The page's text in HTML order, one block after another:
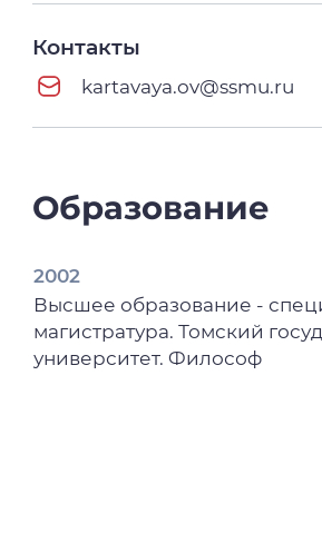
Контакты
kartavaya.ov@ssmu.ru
Образование
2002
Высшее образование -
магистратура. Томский
университет. Философ